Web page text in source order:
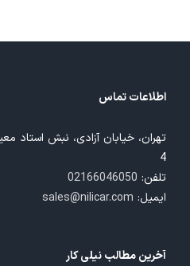
اطلاعات تماس
4
تلفن: 02166046050
ایمیل: sales@nilicar.com
آخرین مطالب نیلی کار